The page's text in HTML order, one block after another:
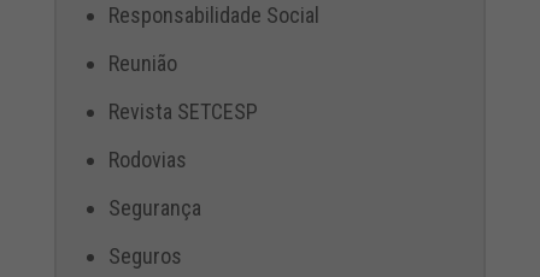
Responsabilidade Social
Reunião
Revista SETCESP
Rodovias
Segurança
Seguros